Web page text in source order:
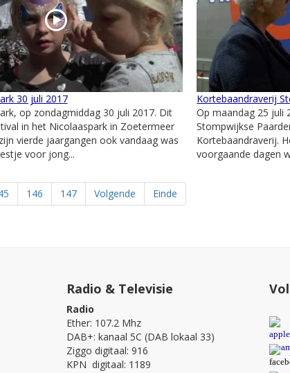
30 juli 2017
op zondagmiddag 30 juli 2017. Dit
in het Nicolaaspark in Zoetermeer
vierde jaargangen ook vandaag was
voor jong...
Kortebaandraverij
Op maandag 25 juli
Stompwijkse
Kortebaandraverij.
voorgaande dagen
146 147 Volgende Einde
Radio & Televisie
Radio
Ether: 107.2 Mhz
DAB+: kanaal 5C (DAB lokaal 33)
Ziggo digitaal: 916
KPN digitaal: 1189